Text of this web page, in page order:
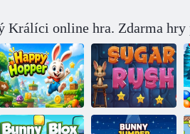
Králíci online hra. Zdarma